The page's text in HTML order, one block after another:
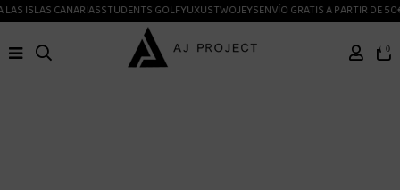
ISLAS CANARIASSTUDENTS GOLFYUXUSTWOJEYSENVÍO GRATIS A PARTIR DE 50€
0